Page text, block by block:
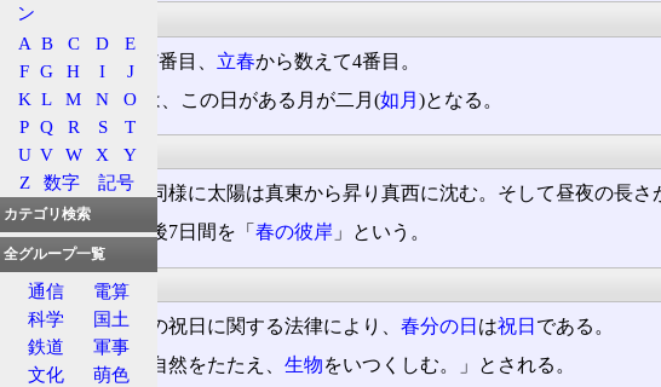
暦
冬至 から数えて7番目、 立春から数えて4番目。
天保暦(旧暦)では、この日がある月が二月(如月)となる。
気候
この日は秋分と同様に太陽は真東から昇り真西に沈む。そして昼夜の長さ
この日を挿み前後7日間を「春の彼岸 」という。
祝日
日本では、国民の祝日に関する法律により、春分の日 は祝日 である。
その目的は、「自然をたたえ、生物をいつくしむ。」とされる。
ン
A B C D
E
F G H I
J
K L M N
O
P Q R S
T
U V W X
Y
Z
数字 記号
カテゴリ検索
全グループ一覧
通信
電算
科学
国土
鉄道
軍事
文化
萌色